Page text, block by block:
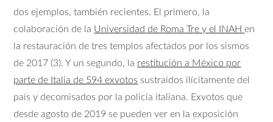
dos ejemplos, también recientes. El primero, la
colaboración de la Universidad de Roma Tre y el INAHen
la restauración de tres templos afectados por los sismos
de 2017 (3). Y un segundo, la restitución a México por
parte de Italia de 594 exvotos sustraídos ilícitamente del
país y decomisados por la policía italiana. Exvotos que
desde agosto de 2019 se pueden ver en la exposición